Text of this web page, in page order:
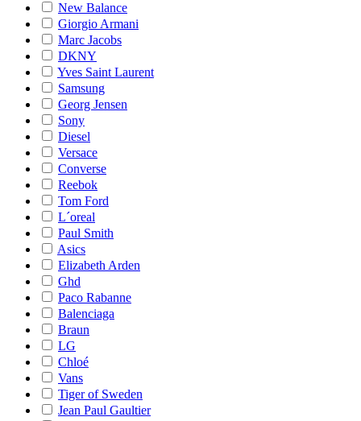
New Balance
Giorgio Armani
Marc Jacobs
DKNY
Yves Saint Laurent
Samsung
Georg Jensen
Sony
Diesel
Versace
Converse
Reebok
Tom Ford
L´oreal
Paul Smith
Asics
Elizabeth Arden
Ghd
Paco Rabanne
Balenciaga
Braun
LG
Chloé
Vans
Tiger of Sweden
Jean Paul Gaultier